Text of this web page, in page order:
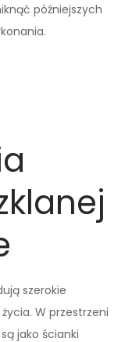
późniejszych
szerokie
W przestrzeni
jako ścianki